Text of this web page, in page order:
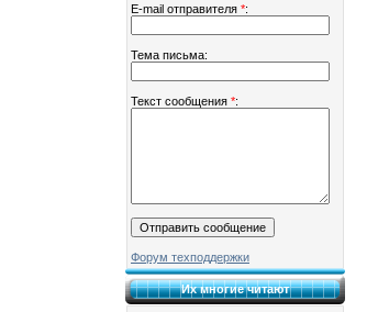
E-mail отправителя *:
Тема письма:
Текст сообщения *:
Форум техподдержки
Их многие читают